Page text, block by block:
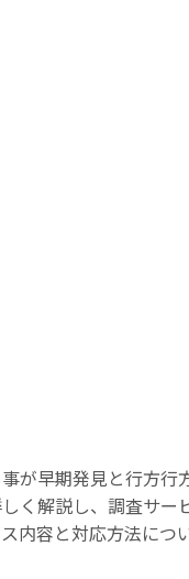
が早期発見と行方行
く解説し、調査サー
内容と対応方法につ